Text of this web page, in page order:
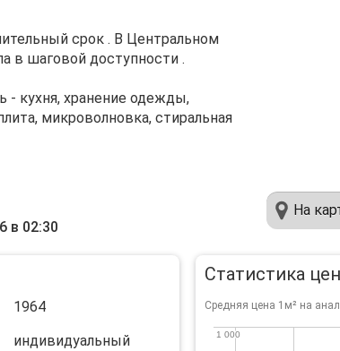
срок . В Центральном
в шаговой доступности .
- кухня, хранение одежды,
микроволновка, стиральная
в 02:30
На
1964
индивидуальный
Статистика цен
Средняя цена 1м² на
1 000
1 000